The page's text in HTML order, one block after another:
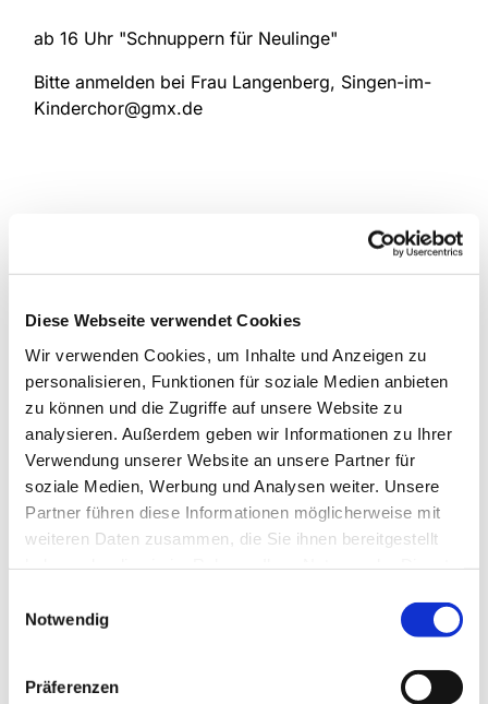
Diese Webseite verwendet Cookies
Wir verwenden Cookies, um Inhalte und Anzeigen zu
personalisieren, Funktionen für soziale Medien anbieten
zu können und die Zugriffe auf unsere Website zu
analysieren. Außerdem geben wir Informationen zu Ihrer
Verwendung unserer Website an unsere Partner für
soziale Medien, Werbung und Analysen weiter. Unsere
Partner führen diese Informationen möglicherweise mit
weiteren Daten zusammen, die Sie ihnen bereitgestellt
Notwendig
Präferenzen
ab 16 Uhr "Schnuppern für Neulinge"
Bitte anmelden bei Frau Langenberg, Singen-im-
Kinderchor@gmx.de
Dies könnte Sie auch